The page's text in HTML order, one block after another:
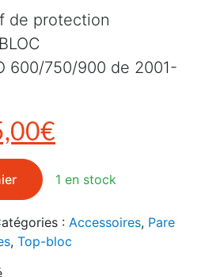
prix initial était :
€
de protection
600/750/900 de 2001-
1 en stock
kit roulettes de protection neuf
: Accessoires, Pare
, Top-bloc